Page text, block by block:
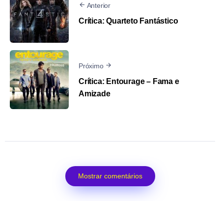
Anterior
Crítica: Quarteto Fantástico
Próximo
Crítica: Entourage – Fama e
Amizade
Mostrar comentários